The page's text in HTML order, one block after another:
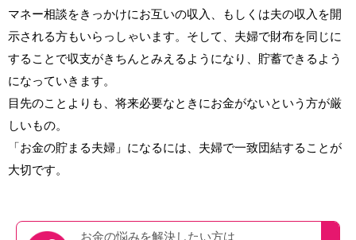
マネー相談をきっかけにお互いの収入、もしくは夫の収入を開
示される方もいらっしゃいます。そして、夫婦で財布を同じに
することで収支がきちんとみえるようになり、貯蓄できるよう
になっていきます。
目先のことよりも、将来必要なときにお金がないという方が厳
しいもの。
「お金の貯まる夫婦」になるには、夫婦で一致団結することが
大切です。
お金の悩みを解決したい方は